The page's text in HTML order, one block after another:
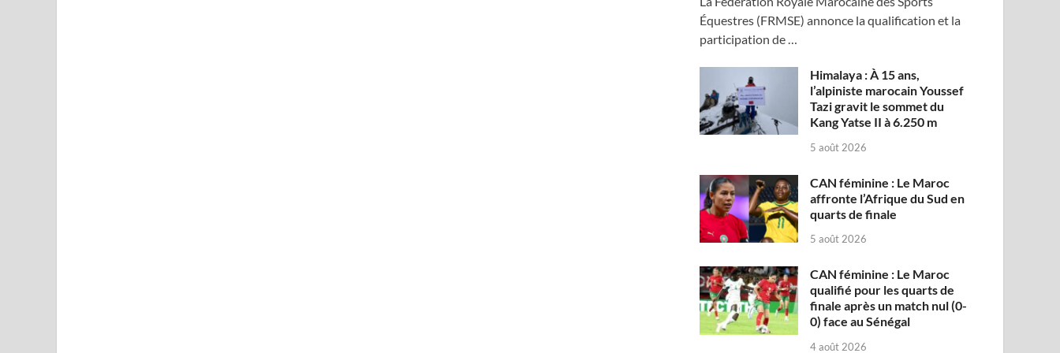
Équestres (FRMSE) annonce la qualification et la
participation de …
Himalaya : À 15 ans,
l’alpiniste marocain Youssef
Tazi gravit le sommet du
Kang Yatse II à 6.250 m
5 août 2026
CAN féminine : Le Maroc
affronte l’Afrique du Sud en
quarts de finale
5 août 2026
CAN féminine : Le Maroc
qualifié pour les quarts de
finale après un match nul (0-
0) face au Sénégal
4 août 2026